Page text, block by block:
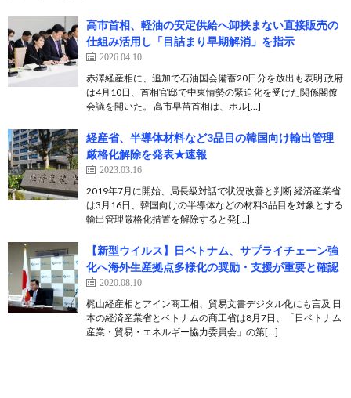
高市首相、軽油の安定供給へ卸挟まない直接販売の
仕組み活用し「目詰まり早期解消」を指示
2026.04.10
赤澤経産相に、追加で石油国会備蓄20日分を放出も表明 政府
は4月10日、首相官邸で中東情勢の緊迫化を受けた関係閣僚
会議を開いた。 高市早苗首相は、ホル[…]
経産省、半導体材料など3品目の韓国向け輸出管理
厳格化解除を発表★速報
2023.03.16
2019年7月に開始、局長級対話で状況改善と判断 経済産業省
は3月16日、韓国向けの半導体などの材料3品目を対象とする
輸出管理厳格化措置を解除すると発[…]
【新型ウイルス】日ベトナム、サプライチェーン強
化へ海外生産拠点多様化の奨励・支援が重要と確認
2020.08.10
梶山経産相とアイン商工相、貿易文書デジタル化にも言及 日
本の経済産業省とベトナムの商工省は8月7日、「日ベトナム
産業・貿易・エネルギー協力委員会」の第[…]